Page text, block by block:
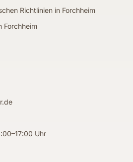
Richtlinien in Forchheim
Forchheim
Uhr